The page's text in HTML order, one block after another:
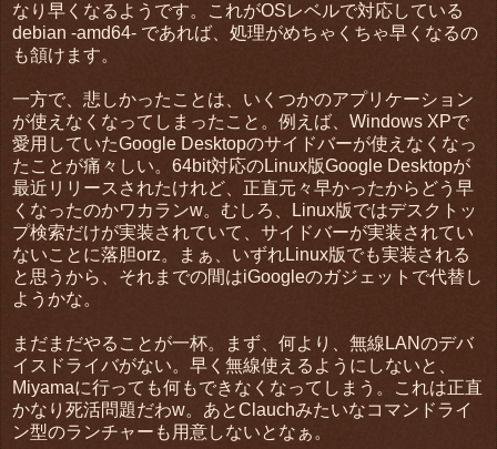
なり早くなるようです。これがOSレベルで対応している
debian -amd64- であれば、処理がめちゃくちゃ早くなるの
も頷けます。
一方で、悲しかったことは、いくつかのアプリケーション
が使えなくなってしまったこと。例えば、Windows XPで
愛用していたGoogle Desktopのサイドバーが使えなくなっ
たことが痛々しい。64bit対応のLinux版Google Desktopが
最近リリースされたけれど、正直元々早かったからどう早
くなったのかワカランw。むしろ、Linux版ではデスクトッ
プ検索だけが実装されていて、サイドバーが実装されてい
ないことに落胆orz。まぁ、いずれLinux版でも実装される
と思うから、それまでの間はiGoogleのガジェットで代替し
ようかな。
まだまだやることが一杯。まず、何より、無線LANのデバ
イスドライバがない。早く無線使えるようにしないと、
Miyamaに行っても何もできなくなってしまう。これは正直
かなり死活問題だわw。あとClauchみたいなコマンドライ
ン型のランチャーも用意しないとなぁ。